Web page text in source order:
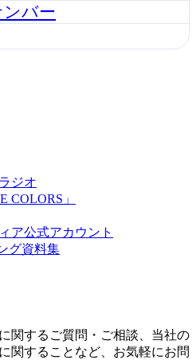
バー
ジオ
COLORS」
ア公式アカウント
グ資料集
関するご質問・ご相談、当社の
関することなど、お気軽にお問